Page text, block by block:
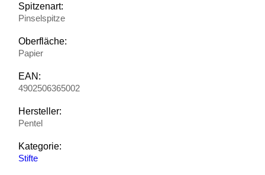
Spitzenart:
Pinselspitze
Oberfläche:
Papier
EAN:
4902506365002
Hersteller:
Pentel
Kategorie:
Stifte